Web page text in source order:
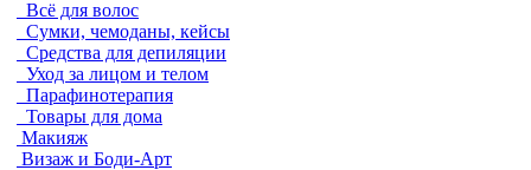
Всё для волос
Сумки, чемоданы, кейсы
Средства для депиляции
Уход за лицом и телом
Парафинотерапия
Товары для дома
Макияж
Визаж и Боди-Арт